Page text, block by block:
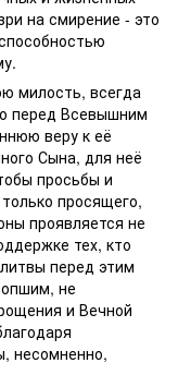
на смирение - это
милость, всегда
перед Всевышним
веру к её
Сына, для неё
просьбы и
просящего,
проявляется не
тех, кто
перед этим
не
и Вечной
несомненно,